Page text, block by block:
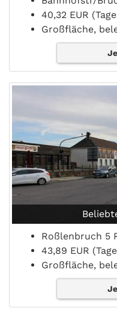
40,32 EUR
Großfläche,
Roßlenbruch 5
43,89 EUR
Großfläche,